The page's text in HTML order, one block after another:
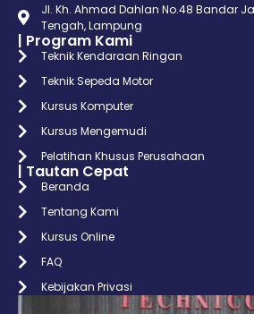
Jl. Kh. Ahmad Dahlan No.48 Bandar
Tengah, Lampung
| Program Kami
Teknik Kendaraan Ringan
Teknik Sepeda Motor
Kursus Komputer
Kursus Mengemudi
Pelatihan Khusus Perusahaan
| Tautan Cepat
Beranda
Tentang Kami
Kursus Online
FAQ
Kebijakan Privasi